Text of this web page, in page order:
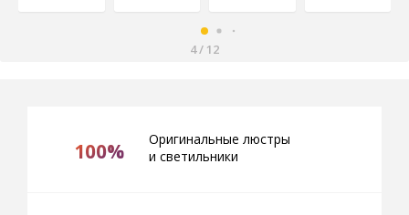
4/ 12
100%
Оригинальные люстры
и светильники